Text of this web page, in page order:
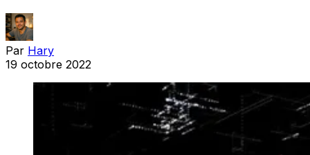
Par Hary
19 octobre 2022